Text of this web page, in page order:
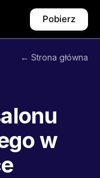
Pobierz
← Strona główna
w